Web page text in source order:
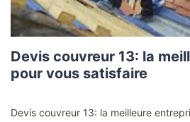
Devis couvreur 13: la
pour vous satisfaire
Devis couvreur 13: la meilleure